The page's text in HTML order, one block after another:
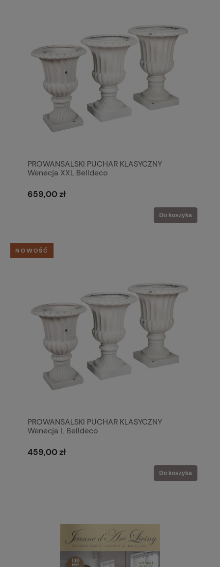
PROWANSALSKI PUCHAR KLASYCZNY
Wenecja XXL Belldeco
659,00 zł
Do koszyka
PROWANSALSKI PUCHAR KLASYCZNY
Wenecja L Belldeco
459,00 zł
Do koszyka
NOWOŚĆ